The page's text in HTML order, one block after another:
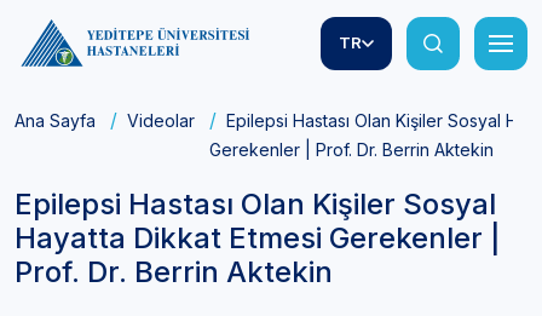
TR
Ana Sayfa Videolar
Epilepsi Hastası Olan Kişiler Sosyal
Gerekenler | Prof. Dr. Berrin Aktekin
Epilepsi Hastası Olan Kişiler Sosyal
Hayatta Dikkat Etmesi Gerekenler |
Prof. Dr. Berrin Aktekin